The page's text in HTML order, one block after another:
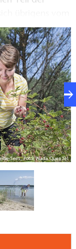
übrigens vom
ab, der der
Westufer
Hoyerswerda-
- Tiegling -
verläuft
Sees, Foto: Nada Quenzel